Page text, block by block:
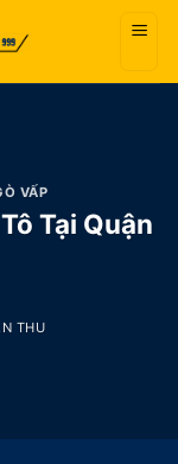
VẤP
Tại Quận
THU